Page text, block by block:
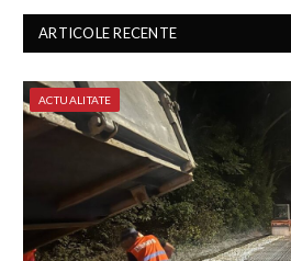
ARTICOLE RECENTE
ACTUALITATE